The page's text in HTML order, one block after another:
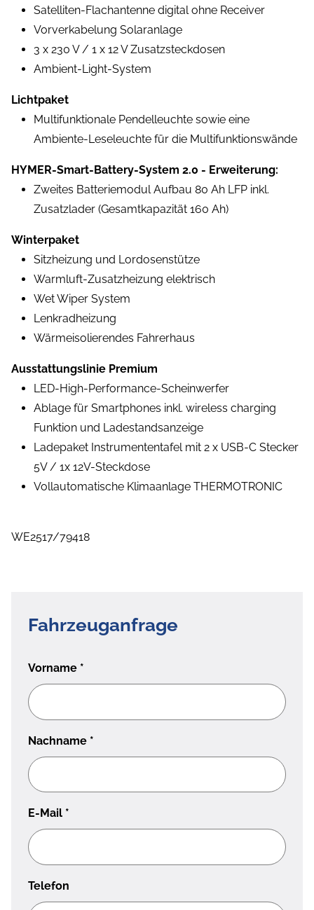
Satelliten-Flachantenne digital ohne Receiver
Vorverkabelung Solaranlage
3 x 230 V / 1 x 12 V Zusatzsteckdosen
Ambient-Light-System
Lichtpaket
Multifunktionale Pendelleuchte sowie eine
Ambiente-Leseleuchte für die Multifunktionswände
HYMER-Smart-Battery-System 2.0 - Erweiterung:
Zweites Batteriemodul Aufbau 80 Ah LFP inkl.
Zusatzlader (Gesamtkapazität 160 Ah)
Winterpaket
Sitzheizung und Lordosenstütze
Warmluft-Zusatzheizung elektrisch
Wet Wiper System
Lenkradheizung
Wärmeisolierendes Fahrerhaus
Ausstattungslinie Premium
LED-High-Performance-Scheinwerfer
Ablage für Smartphones inkl. wireless charging
Funktion und Ladestandsanzeige
Ladepaket Instrumententafel mit 2 x USB-C Stecker
5V / 1x 12V-Steckdose
Vollautomatische Klimaanlage THERMOTRONIC
WE2517/79418
Fahrzeuganfrage
Vorname *
Nachname *
E-Mail *
Telefon